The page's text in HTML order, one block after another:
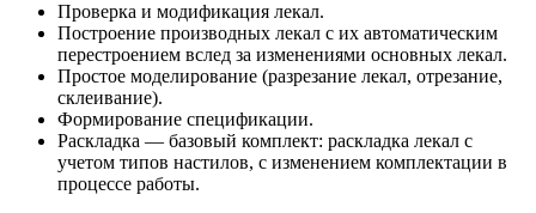
Проверка и модификация лекал.
Построение производных лекал с их автоматическим
перестроением вслед за изменениями основных лекал.
Простое моделирование (разрезание лекал, отрезание,
склеивание).
Формирование спецификации.
Раскладка — базовый комплект: раскладка лекал с
учетом типов настилов, с изменением комплектации в
процессе работы.